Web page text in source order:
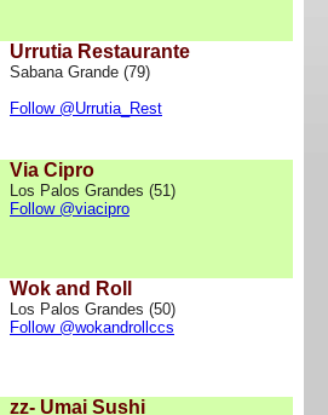
Urrutia Restaurante
Sabana Grande (79)
Follow @Urrutia_Rest
Via Cipro
Los Palos Grandes (51)
Follow @viacipro
Wok and Roll
Los Palos Grandes (50)
Follow @wokandrollccs
zz- Umai Sushi